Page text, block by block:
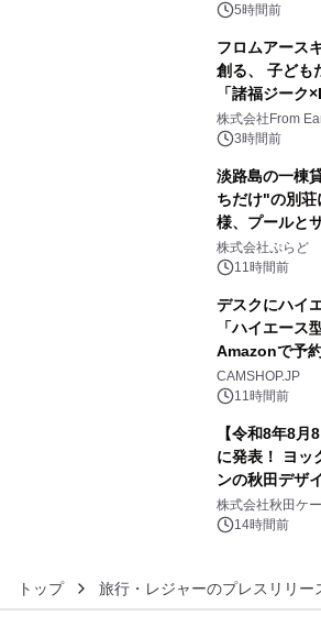
得な素泊まり
5時間前
フロムアース
創る、 子ども
「諸福ジー
(日)開催
株式会社From
3時間前
淡路島の一棟
ちだけ"の別荘
様、プールと
きで Villa Mon
素泊りプラン
株式会社ぷらど
11時間前
デスクにハイ
「ハイエース
Amazonで予
CAMSHOP.JP
11時間前
【令和8年8月
に発表！ ヨッ
ンの秋田デザ
秋田犬の子犬
るパッケージ
株式会社秋田ケ
14時間前
トップ 旅行・レジャーのプレスリリー